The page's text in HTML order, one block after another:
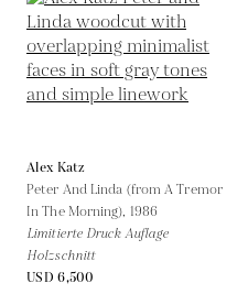
Alex Katz
Peter And Linda (from A Tremor
In The Morning), 1986
Limitierte Druck Auflage
Holzschnitt
USD 6,500